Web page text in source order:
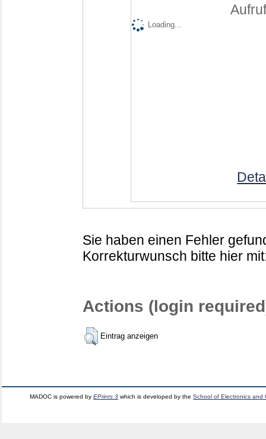
Loading...
Sie haben einen Fehler
Korrekturwunsch bitte hier
Actions (login
Eintrag anzeigen
MADOC is powered byEPrints 3 which is developed by theSchool of Electronics and